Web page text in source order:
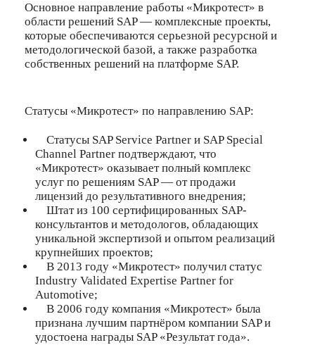
Основное направление работы «Микротест» в
области решений SAP — комплексные проекты,
которые обеспечиваются серьезной ресурсной и
методологической базой, а также разработка
собственных решений на платформе SAP.
Статусы «Микротест» по направлению SAP:
Статусы SAP Service Partner и SAP Special
Channel Partner подтверждают, что
«Микротест» оказывает полный комплекс
услуг по решениям SAP ― от продажи
лицензий до результативного внедрения;
Штат из 100 сертифицированных SAP-
консультантов и методологов, обладающих
уникальной экспертизой и опытом реализаций
крупнейших проектов;
В 2013 году «Микротест» получил статус
Industry Validated Expertise Partner for
Automotive;
В 2006 году компания «Микротест» была
признана лучшим партнёром компании SAP и
удостоена награды SAP «Результат года».